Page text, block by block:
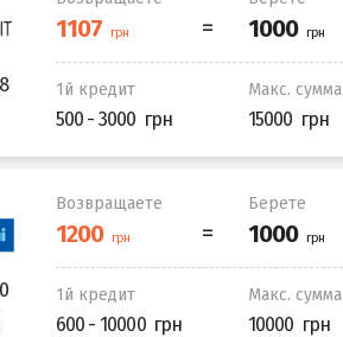
1й кредит
500 - 3000
Макс. сумма
15000
Возвращаете Берете
1й кредит
600 - 10000
Макс. сумма
10000